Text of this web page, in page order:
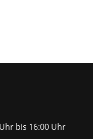
bis 16:00 Uhr